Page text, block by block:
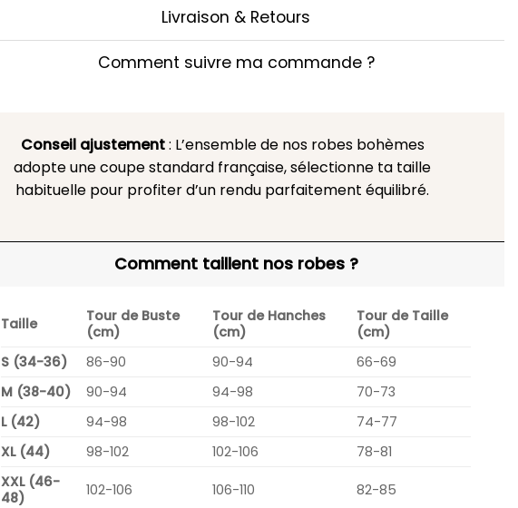
Livraison & Retours
Comment suivre ma commande ?
Conseil ajustement: L’ensemble de nos robes bohèmes
adopte une coupe standard française, sélectionne ta taille
habituelle pour profiter d’un rendu parfaitement équilibré.
Comment taillent nos robes ?
Taille
Tour de Buste
(cm)
Tour de Hanches
(cm)
Tour de Taille
(cm)
S (34-36)
86-90 90-94
66-69
M (38-40)
90-94 94-98
70-73
L (42)
94-98 98-102
74-77
XL (44)
98-102 102-106
78-81
XXL (46-
48)
102-106 106-110 82-85